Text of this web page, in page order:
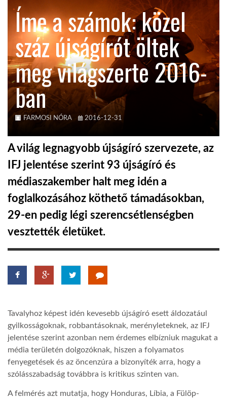
KÖZEL-KELET
AUSZTRÁLIA
A VILÁG ITTHON
HÍR3D
GLOBOTV
AFRIKA TUDÁSTÁR
A NAP SZÉPE
Íme a számok: közel
száz újságírót öltek
meg világszerte 2016-
ban
FARMOSI NÓRA 2016-12-31
A világ legnagyobb újságíró szervezete, az
IFJ jelentése szerint 93 újságíró és
médiaszakember halt meg idén a
foglalkozásához köthető támadásokban,
29-en pedig légi szerencsétlenségben
vesztették életüket.
Tavalyhoz képest idén kevesebb újságíró esett áldozatául
gyilkosságoknak, robbantásoknak, merényleteknek, az IFJ
jelentése szerint azonban nem érdemes elbízniuk magukat a
média területén dolgozóknak, hiszen a folyamatos
fenyegetések és az öncenzúra a bizonyíték arra, hogy a
szólásszabadság továbbra is kritikus szinten van.
A felmérés azt mutatja, hogy Honduras, Líbia, a Fülöp-